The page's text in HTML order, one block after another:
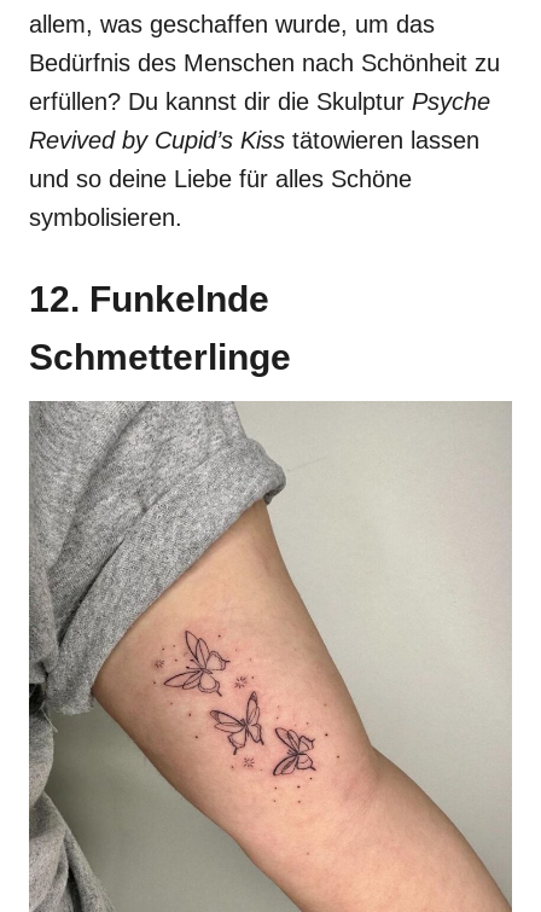
allem, was geschaffen wurde, um das
Bedürfnis des Menschen nach Schönheit zu
erfüllen? Du kannst dir die Skulptur Psyche
Revived by Cupid’s Kiss tätowieren lassen
und so deine Liebe für alles Schöne
symbolisieren.
12. Funkelnde
Schmetterlinge